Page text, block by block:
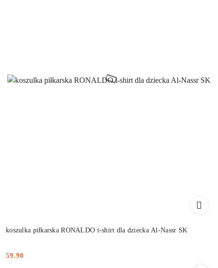
koszulka piłkarska RONALDO t-shirt dla dziecka Al-Nassr SK
Cena:
59.90